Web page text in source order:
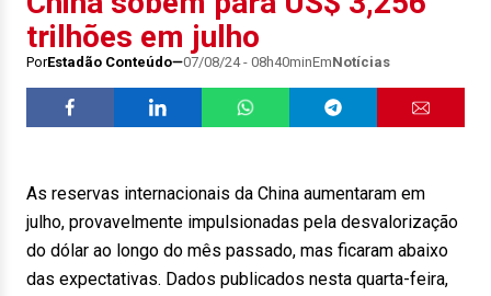
trilhões em julho
PorEstadão Conteúdo 07/08/24 - 08h40minEmNotícias
As reservas internacionais da China aumentaram em
julho, provavelmente impulsionadas pela desvalorização
do dólar ao longo do mês passado, mas ficaram abaixo
das expectativas. Dados publicados nesta quarta-feira,